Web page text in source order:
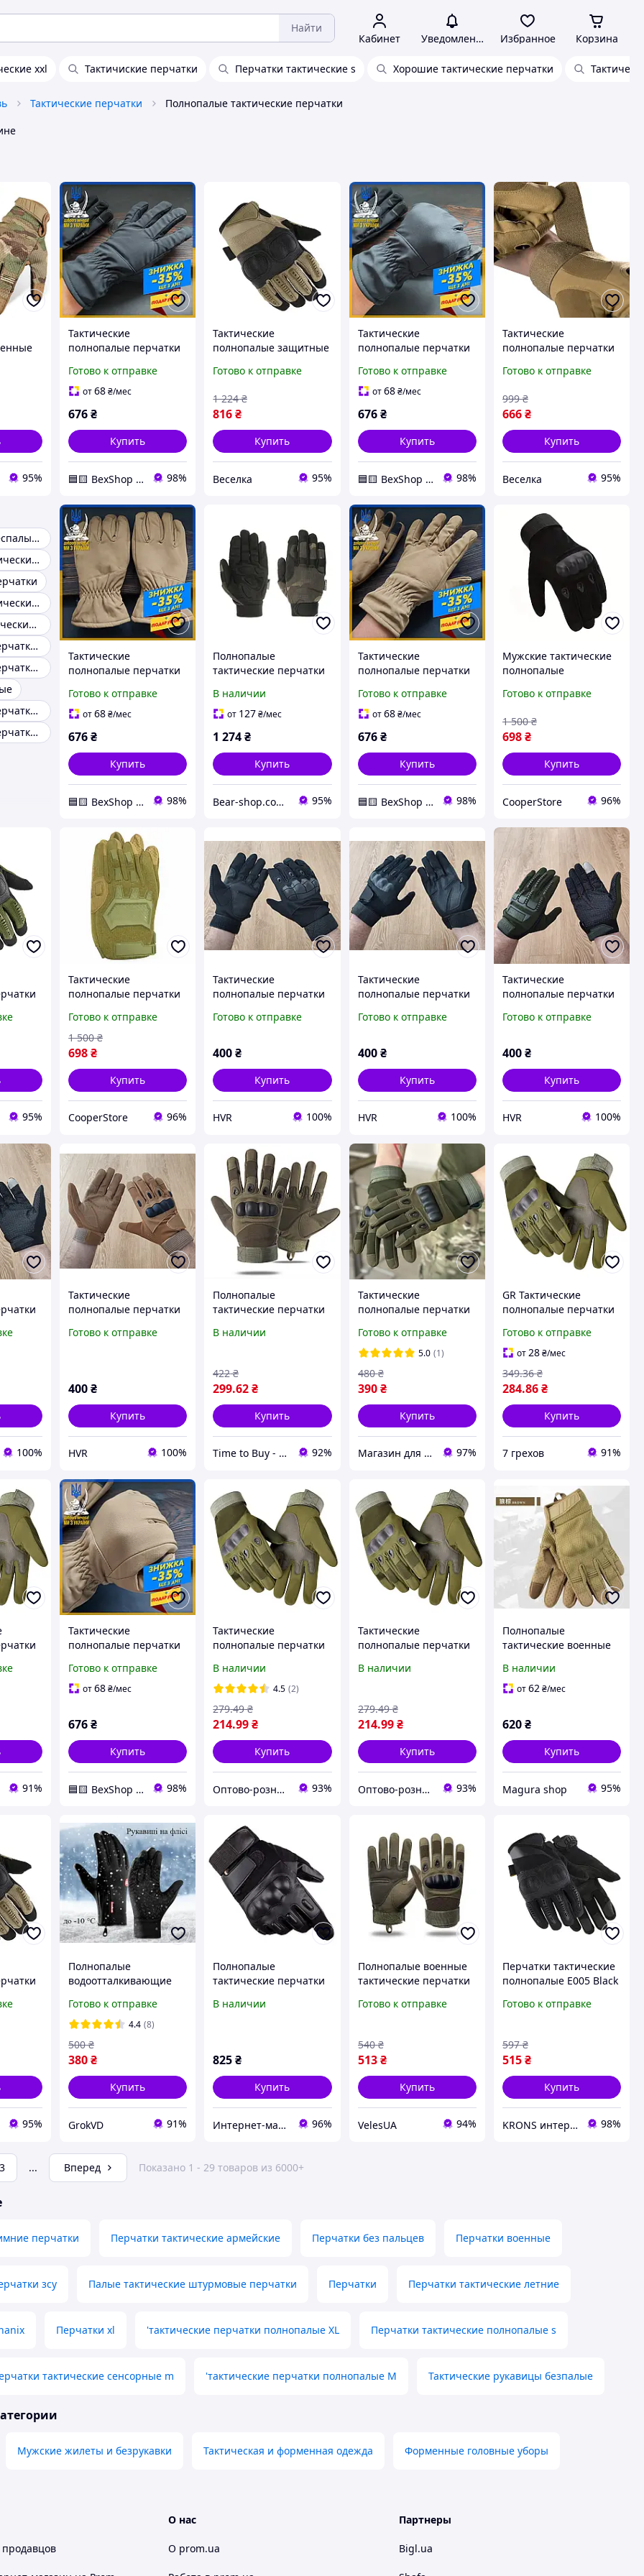
Найти
Кабинет Уведомления Избранное Корзина
xxl Тактичиские перчатки Перчатки тактические s Хорошие тактические перчатки
Тактические перчатки Полнопалые тактические перчатки
95%
Тактические
полнопалые перчатки
утепленные зимние
перчатки софт шел
Готово к отправке
от68₴/мес
676₴
Купить
🟦🟨 BexShop 🟦🟨 98%
Тактические
полнопалые защитные
активного отдыха и
экстремальных
условиях FLAME
Готово к отправке
816₴
1 224 ₴
Купить
Веселка 95%
Тактические
полнопалые перчатки
утепленные зимние
перчатки софт шел
Готово к отправке
от68 ₴/мес
676 ₴
Купить
🟦🟨 BexShop 🟦🟨 98%
Тактические
полнопалые перчатки
отдыха с защитой и
Готово к отправке
666₴
999 ₴
Купить
Веселка 95%
Тактические беспалые перчатки
Перчатки тактические xxl
Перчатки тактические s
Хорошие тактические перчатки
Тактические перчатки размер s
Тактические перчатки военторг
Тактические перчатки xl
Тактические перчатки больших размеров
Тактические
полнопалые перчатки
утепленные зимние
перчатки софт шел
Готово к отправке
от68₴/мес
676₴
Купить
🟦🟨 BexShop 🟦🟨 98%
Полнопалые
тактические перчатки
BLACK [EMERSON]
В наличии
от 127₴/мес
1 274₴
Купить
Bear-shop.com.ua 95%
Тактические
полнопалые перчатки
утепленные зимние
перчатки софт шел
Готово к отправке
от68 ₴/мес
676 ₴
Купить
🟦🟨 BexShop 🟦🟨 98%
Мужские тактические
полнопалые
перчатки для бокса,
легкие, с фиксацией
запястья,
Готово к отправке
698₴
1 500 ₴
Купить
CooperStore 96%
и
95%
Тактические
полнопалые перчатки
теплые, дышащие
Готово к отправке
698₴
1 500 ₴
Купить
CooperStore 96%
Тактические
полнопалые перчатки
перчатки цвет черный
Готово к отправке
400₴
Купить
HVR 100%
Тактические
полнопалые перчатки
перчатки цвет черный
Готово к отправке
400 ₴
Купить
HVR 100%
Тактические
полнопалые перчатки
перчатки "OUTDOOR"
Готово к отправке
400₴
Купить
HVR 100%
100%
Тактические
полнопалые перчатки
перчатки цвет койот
Готово к отправке
400₴
Купить
HVR 100%
Полнопалые
тактические перчатки
В наличии
299.62₴
422 ₴
Купить
Time to Buy - Інтернет-магазин трендових товарів 92%
Тактические
полнопалые перчатки
перчатки с защитой
косточек размер L цвет
Олива
Готово к отправке
5.0 (1)
390 ₴
480 ₴
Купить
Магазин для дому 97%
GR Тактические
полнопалые перчатки
мотоперчатки) Eagle
Tactical ET-12 Green
Размер L Качество!!
7грех1812
Готово к отправке
от28₴/мес
284.86₴
349.36 ₴
Купить
7 грехов 91%
91%
Тактические
полнопалые перчатки
утепленные зимние
перчатки софт шел
Готово к отправке
от68₴/мес
676₴
Купить
🟦🟨 BexShop 🟦🟨 98%
Тактические
полнопалые перчатки
мотоперчатки) Eagle
Tactical ET-12 Green
Размер L
В наличии
4.5 (2)
214.99₴
279.49 ₴
Купить
Оптово-розничный интернет-магазин "SmartBuyOnline" 93%
Тактические
полнопалые перчатки
мотоперчатки) Eagle
Размер XL
В наличии
214.99 ₴
279.49 ₴
Купить
Оптово-розничный интернет-магазин "SmartBuyOnline" 93%
Полнопалые
тактические военные
перфорацией Койот
В наличии
от62₴/мес
620₴
Купить
Magura shop 95%
95%
Полнопалые
водоотталкивающие
на флисе , теплые
сенсорные прочные
военные перчатки
Черные
Готово к отправке
4.4 (8)
380₴
500 ₴
Купить
GrokVD 91%
Полнопалые
тактические перчатки
ладони 20-23
В наличии
825₴
Купить
Интернет-магазин подарков и полезных вещей "1000 и 1 мелочь" 96%
Полнопалые военные
тактические перчатки
военные защитные
Готово к отправке
513 ₴
540 ₴
Купить
VelesUA 94%
Перчатки тактические
полнопалые E005 Black
Готово к отправке
515₴
597 ₴
Купить
KRONS интернет- магазин 98%
3 ... Вперед Показано 1 - 29 товаров из 6000+
перчатки Перчатки тактические армейские Перчатки без пальцев Перчатки военные
зсу Палые тактические штурмовые перчатки Перчатки Перчатки тактические летние
Перчатки xl 'тактические перчатки полнопалые XL Перчатки тактические полнопалые s
тактические сенсорные m 'тактические перчатки полнопалые M Тактические рукавицы безпалые
Мужские жилеты и безрукавки Тактическая и форменная одежда Форменные головные уборы
О нас
О prom.ua
Партнеры
Bigl.ua